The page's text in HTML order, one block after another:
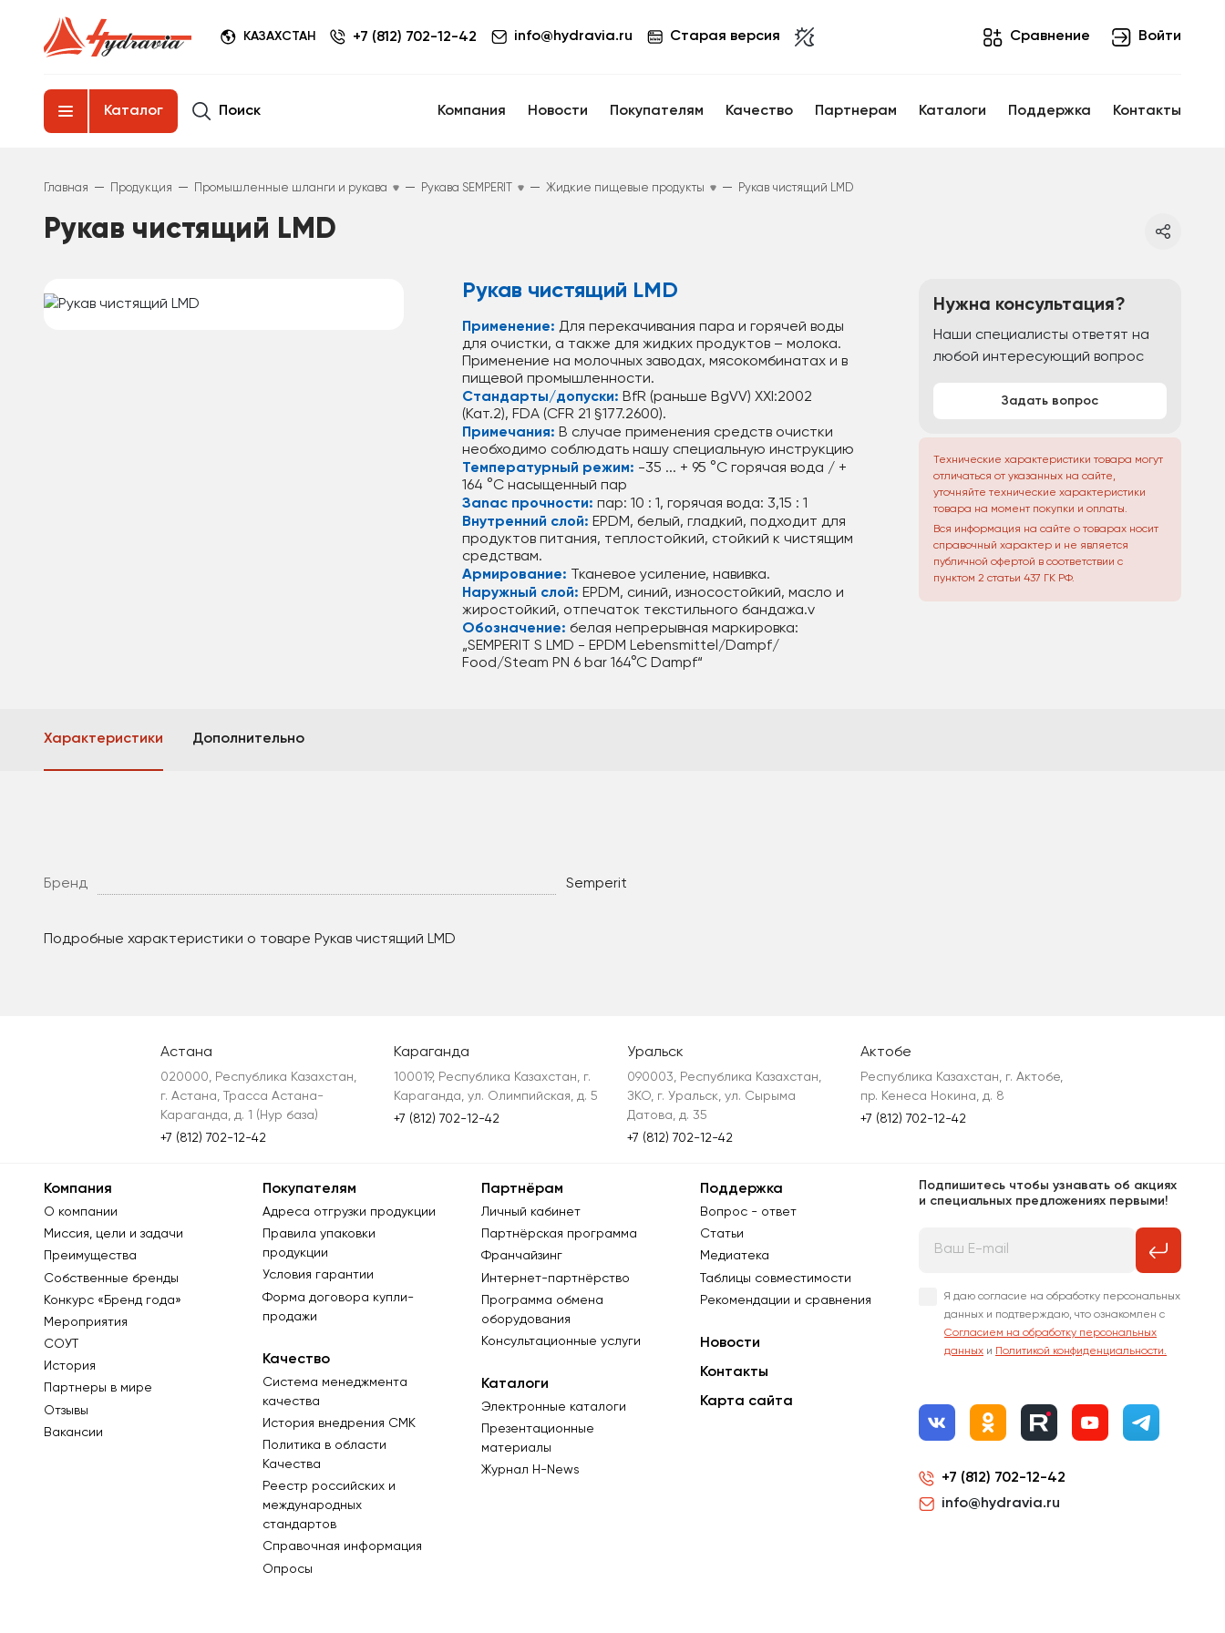
КАЗАХСТАН +7 (812) 702-12-42 info@hydravia.ru Старая версия Cравнение Войти
Каталог Поиск Компания Новости Покупателям Качество Партнерам Каталоги Поддержка Контакты
Главная — Продукция — Промышленные шланги и рукава — Рукава SEMPERIT — Жидкие пищевые продукты — Рукав чистящий LMD
Рукав чистящий LMD
Рукав чистящий LMD
Применение: Для перекачивания пара и горячей воды
для очистки, а также для жидких продуктов – молока.
Применение на молочных заводах, мясокомбинатах и в
пищевой промышленности.
Стандарты/допуски: BfR (раньше BgVV) XXI:2002
(Кат.2), FDA (CFR 21 §177.2600).
Примечания: В случае применения средств очистки
необходимо соблюдать нашу специальную инструкцию
Температурный режим: -35 ... + 95 °C горячая вода / +
164 °C насыщенный пар
Зanac пpoчности: пар: 10 : 1, горячая вода: 3,15 : 1
Внутренний слой: EPDM, белый, гладкий, подходит для
продуктов питания, теплостойкий, стойкий к чистящим
средствам.
Армирование: Тканевое усиление, навивка.
Hаружный слой: EPDM, синий, износостойкий, масло и
жиростойкий, отпечаток текстильного бандажа.v
Обозначение: белая непрерывная маркировка:
„SEMPERIT S LMD - EPDM Lebensmittel/Dampf/
Food/Steam PN 6 bar 164°C Dampf“
Нужна консультация?
Наши специалисты ответят на
любой интересующий вопрос
Задать вопрос
Технические характеристики товара могут
отличаться от указанных на сайте,
уточняйте технические характеристики
товара на момент покупки и оплаты.
Вся информация на сайте о товарах носит
справочный характер и не является
публичной офертой в соответствии с
пунктом 2 статьи 437 ГК РФ.
Характеристики Дополнительно
Бренд Semperit
Подробные характеристики о товаре Рукав чистящий LMD
Астана
020000, Республика Казахстан,
г. Астана, Трасса Астана-
Караганда, д. 1 (Нур база)
+7 (812) 702-12-42
Караганда
100019, Республика Казахстан, г.
Караганда, ул. Олимпийская, д. 5
+7 (812) 702-12-42
Уральск
090003, Республика Казахстан,
ЗКО, г. Уральск, ул. Сырыма
Датова, д. 35
+7 (812) 702-12-42
Актобе
Республика Казахстан, г. Актобе,
пр. Кенеса Нокина, д. 8
+7 (812) 702-12-42
Компания
О компании
Миссия, цели и задачи
Преимущества
Собственные бренды
Конкурс «Бренд года»
Мероприятия
СОУТ
История
Партнеры в мире
Отзывы
Вакансии
Покупателям
Адреса отгрузки продукции
Правила упаковки
продукции
Условия гарантии
Форма договора купли-
продажи
Качество
Система менеджмента
качества
История внедрения СМК
Политика в области
Качества
Реестр российских и
международных
стандартов
Справочная информация
Опросы
Партнёрам
Личный кабинет
Партнёрская программа
Франчайзинг
Интернет-партнёрство
Программа обмена
оборудования
Консультационные услуги
Каталоги
Электронные каталоги
Презентационные
материалы
Журнал Н-News
Поддержка
Вопрос - ответ
Статьи
Медиатека
Таблицы совместимости
Рекомендации и сравнения
Новости
Контакты
Карта сайта
Подпишитесь чтобы узнавать об акциях
и специальных предложениях первыми!
Я даю согласие на обработку персональных
данных и подтверждаю, что ознакомлен с
Согласием на обработку персональных
данных и Политикой конфиденциальности.
+7 (812) 702-12-42
info@hydravia.ru